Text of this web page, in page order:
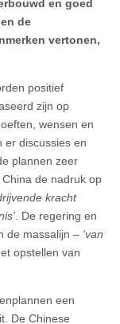
en goed
de
vertonen,
positief
zijn op
wensen en
er discussies en
plannen zeer
de nadruk op
kracht
. De regering en
de massalijn – ‘van
opstellen van
een
De Chinese